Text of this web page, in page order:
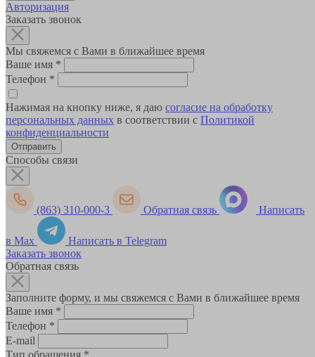
Авторизация
Заказать звонок
Мы свяжемся с Вами в ближайшее время
Ваше имя *
Телефон *
Нажимая на кнопку ниже, я даю согласие на обработку
персональных данных в соответствии с Политикой
конфиденциальности
Способы связи
(863) 310-000-3 Обратная связь Написать
в Max
Написать в Telegram
Заказать звонок
Обратная связь
Заполните форму, и мы свяжемся с Вами в ближайшее время
Ваше имя *
Телефон *
E-mail